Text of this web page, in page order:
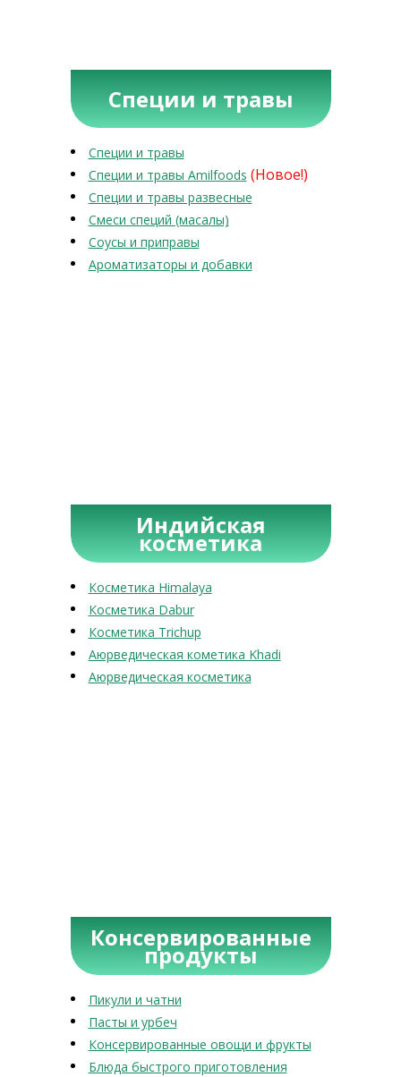
Специи и травы
Специи и травы
Специи и травы Amilfoods (Новое!)
Специи и травы развесные
Смеси специй (масалы)
Соусы и приправы
Ароматизаторы и добавки
Индийская
косметика
Косметика Himalaya
Косметика Dabur
Косметика Trichup
Аюрведическая кометика Khadi
Аюрведическая косметика
Консервированные
продукты
Пикули и чатни
Пасты и урбеч
Консервированные овощи и фрукты
Блюда быстрого приготовления